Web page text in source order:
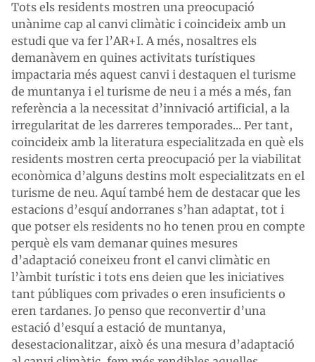
Tots els residents mostren una preocupació
unànime cap al canvi climàtic i coincideix amb un
estudi que va fer l’AR+I. A més, nosaltres els
demanàvem en quines activitats turístiques
impactaria més aquest canvi i destaquen el turisme
de muntanya i el turisme de neu i a més a més, fan
referència a la necessitat d’innivació artificial, a la
irregularitat de les darreres temporades... Per tant,
coincideix amb la literatura especialitzada en què els
residents mostren certa preocupació per la viabilitat
econòmica d’alguns destins molt especialitzats en el
turisme de neu. Aquí també hem de destacar que les
estacions d’esquí andorranes s’han adaptat, tot i
que potser els residents no ho tenen prou en compte
perquè els vam demanar quines mesures
d’adaptació coneixeu front el canvi climàtic en
l’àmbit turístic i tots ens deien que les iniciatives
tant públiques com privades o eren insuficients o
eren tardanes. Jo penso que reconvertir d’una
estació d’esquí a estació de muntanya,
desestacionalitzar, això és una mesura d’adaptació